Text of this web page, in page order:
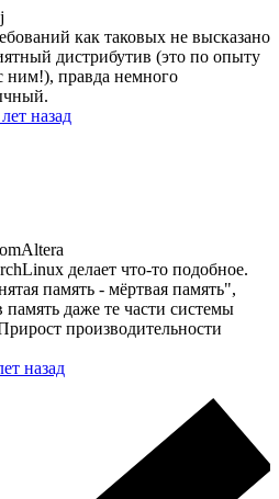
как таковых не высказано
дистрибутив (это по опыту
ним!), правда немного
назад
делает что-то подобное.
память - мёртвая память",
даже те части системы
производительности
назад